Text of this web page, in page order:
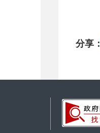
分享：